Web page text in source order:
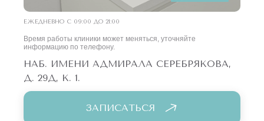
ЕЖЕДНЕВНО С 09:00 ДО 21:00
Время работы клиники может меняться, уточняйте
информацию по телефону.
НАБ. ИМЕНИ АДМИРАЛА СЕРЕБРЯКОВА,
Д. 29Д, К. 1.
ЗАПИСАТЬСЯ